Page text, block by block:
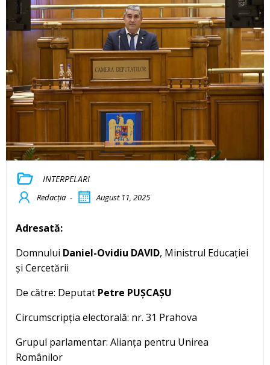
INTERPELARI
Redacția - August 11, 2025
Adresată:
Domnului Daniel-Ovidiu DAVID, Ministrul Educației
și Cercetării
De către: Deputat Petre PUȘCAȘU
Circumscripția electorală: nr. 31 Prahova
Grupul parlamentar: Alianța pentru Unirea
Românilor